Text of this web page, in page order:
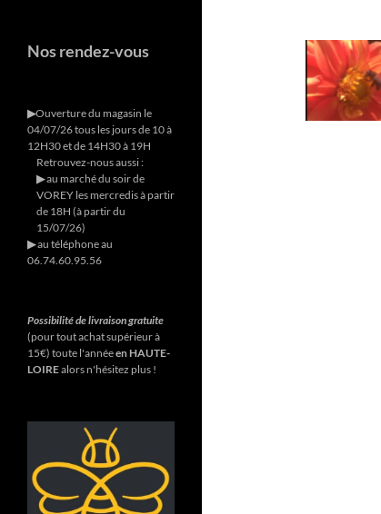
Nos rendez-vous
▶︎Ouverture du magasin le
04/07/26 tous les jours de 10 à
12H30 et de 14H30 à 19H
Retrouvez-nous aussi :
▶︎au marché du soir de
VOREY les mercredis à partir
de 18H (à partir du
15/07/26)
▶︎au téléphone au
06.74.60.95.56
Possibilité de livraison gratuite
(pour tout achat supérieur à
15€) toute l'annéeen HAUTE-
LOIREalors n'hésitez plus !